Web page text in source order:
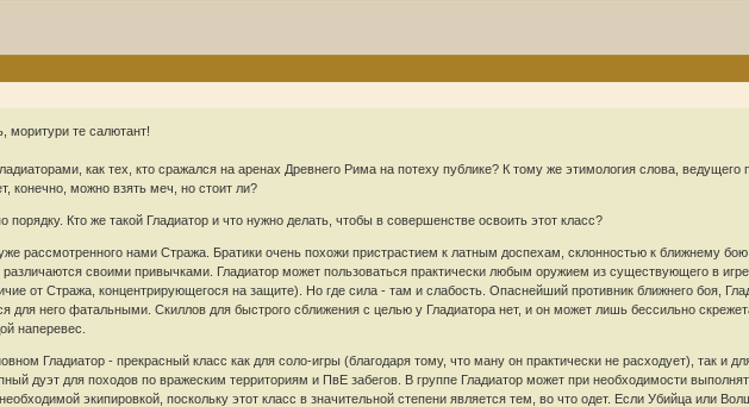
моритури те салютант!
как тех, кто сражался на аренах Древнего Рима на потеху публике? К тому же этимология слова,
конечно, можно взять меч, но стоит ли?
порядку. Кто же такой Гладиатор и что нужно делать, чтобы в совершенстве освоить этот класс?
рассмотренного нами Стража. Братики очень похожи пристрастием к латным доспехам, склонностью к ближнему
своими привычками. Гладиатор может пользоваться практически любым оружием из существующего в
от Стража, концентрирующегося на защите). Но где сила - там и слабость. Опаснейший противник ближнего боя,
для него фатальными. Скиллов для быстрого сближения с целью у Гладиатора нет, и он может лишь бессильно
наперевес.
Гладиатор - прекрасный класс как для соло-игры (благодаря тому, что ману он практически не расходует), так и
дуэт для походов по вражеским территориям и ПвЕ забегов. В группе Гладиатор может при необходимости
экипировкой, поскольку этот класс в значительной степени является тем, во что одет. Если Убийца или